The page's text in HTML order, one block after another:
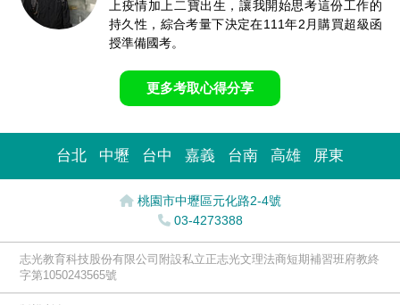
上疫情加上二寶出生，讓我開始思考這份工作的
持久性，綜合考量下決定在111年2月購買超級函
授準備國考。
更多考取心得分享
台北 中壢 台中 嘉義 台南 高雄 屏東
桃園市中壢區元化路2-4號
03-4273388
志光教育科技股份有限公司附設私立正志光文理法商短期補習班府教終
字第1050243565號